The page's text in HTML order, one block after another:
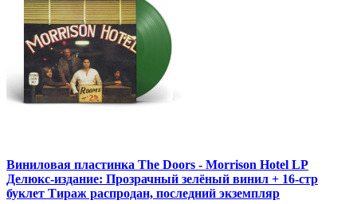
Виниловая пластинка The Doors - Morrison Hotel LP
Делюкс-издание: Прозрачный зелёный винил + 16-стр
буклет Тираж распродан, последний экземпляр